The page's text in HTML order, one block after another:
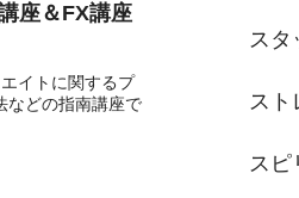
座＆FX講座
イトに関するプ
などの指南講座で
スタ
スト
ス